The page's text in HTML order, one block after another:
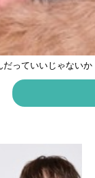
だっていいじゃない